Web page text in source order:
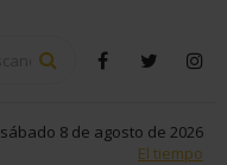
BUSCARfacebooktwitter
sábado 8 de agosto de 2026
El tiempo